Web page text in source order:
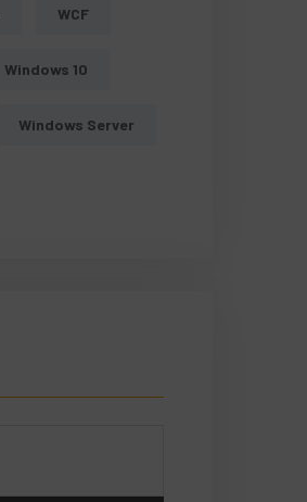
WCF
Windows 10
Windows Server